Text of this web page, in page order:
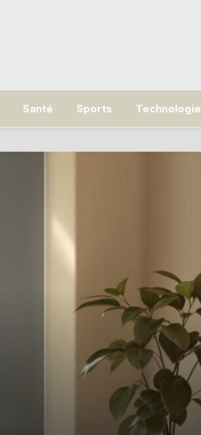
Santé Sports Technologie